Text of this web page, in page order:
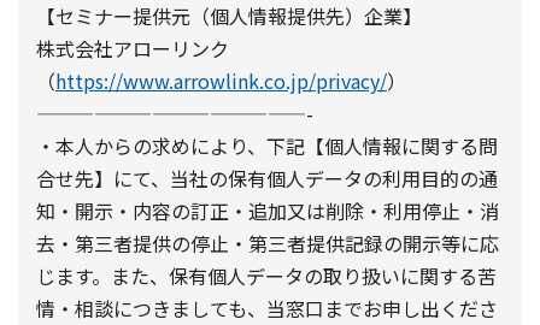
【セミナー提供元（個人情報提供先）企業】
株式会社アローリンク
（https://www.arrowlink.co.jp/privacy/）
——————————————-
・本人からの求めにより、下記【個人情報に関する問
合せ先】にて、当社の保有個人データの利用目的の通
知・開示・内容の訂正・追加又は削除・利用停止・消
去・第三者提供の停止・第三者提供記録の開示等に応
じます。また、保有個人データの取り扱いに関する苦
情・相談につきましても、当窓口までお申し出くださ